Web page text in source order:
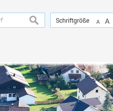
Schriftgröße A A
suchen